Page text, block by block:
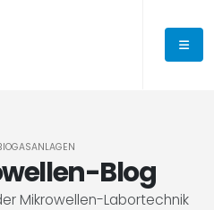
Blog
Mikrowellen-Labortechnik